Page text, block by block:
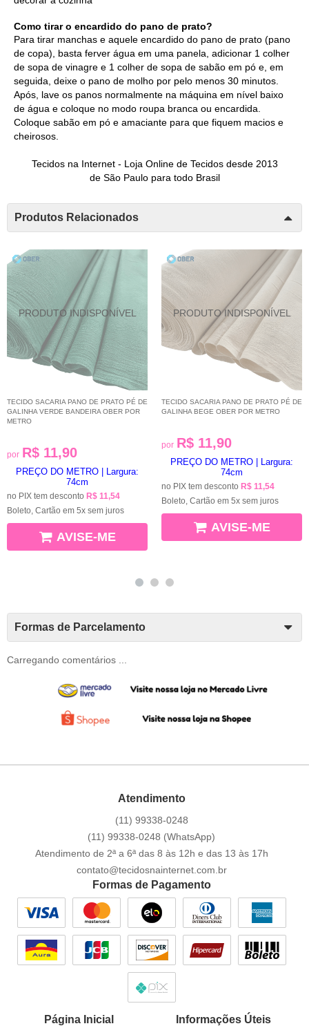
Como tirar o encardido do pano de prato?
Para tirar manchas e aquele encardido do pano de prato (pano
de copa), basta ferver água em uma panela, adicionar 1 colher
de sopa de vinagre e 1 colher de sopa de sabão em pó e, em
seguida, deixe o pano de molho por pelo menos 30 minutos.
Após, lave os panos normalmente na máquina em nível baixo
de água e coloque no modo roupa branca ou encardida.
Coloque sabão em pó e amaciante para que fiquem macios e
cheirosos.
Tecidos na Internet - Loja Online de Tecidosdesde 2013
de São Paulo para todo Brasil
Produtos Relacionados
TECIDO SACARIA PANO DE PRATO PÉ DE
GALINHA VERDE BANDEIRA OBER POR
METRO
por R$ 11,90
PREÇO DO METRO | Largura:
74cm
no PIX tem desconto R$ 11,54
Boleto, Cartão em 5x sem juros
AVISE-ME
TECIDO SACARIA PANO DE PRATO PÉ DE
GALINHA BEGE OBER POR METRO
por R$ 11,90
PREÇO DO METRO | Largura:
74cm
no PIX tem desconto R$ 11,54
Boleto, Cartão em 5x sem juros
AVISE-ME
Formas de Parcelamento
Carregando comentários ...
Atendimento
(11) 99338-0248
(11) 99338-0248 (WhatsApp)
Atendimento de 2ª a 6ª das 8 às 12h e das 13 às 17h
contato@tecidosnainternet.com.br
Formas de Pagamento
Página Inicial Informações Úteis